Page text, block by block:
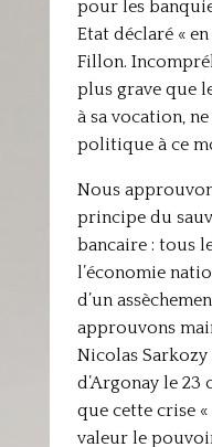
pour les
Etat déclaré «
Fillon.
plus grave que
à sa vocation,
politique à ce
Nous
principe du
bancaire : tous
l’économie
d’un
approuvons
Nicolas
d’Argonay le
que cette crise
valeur le